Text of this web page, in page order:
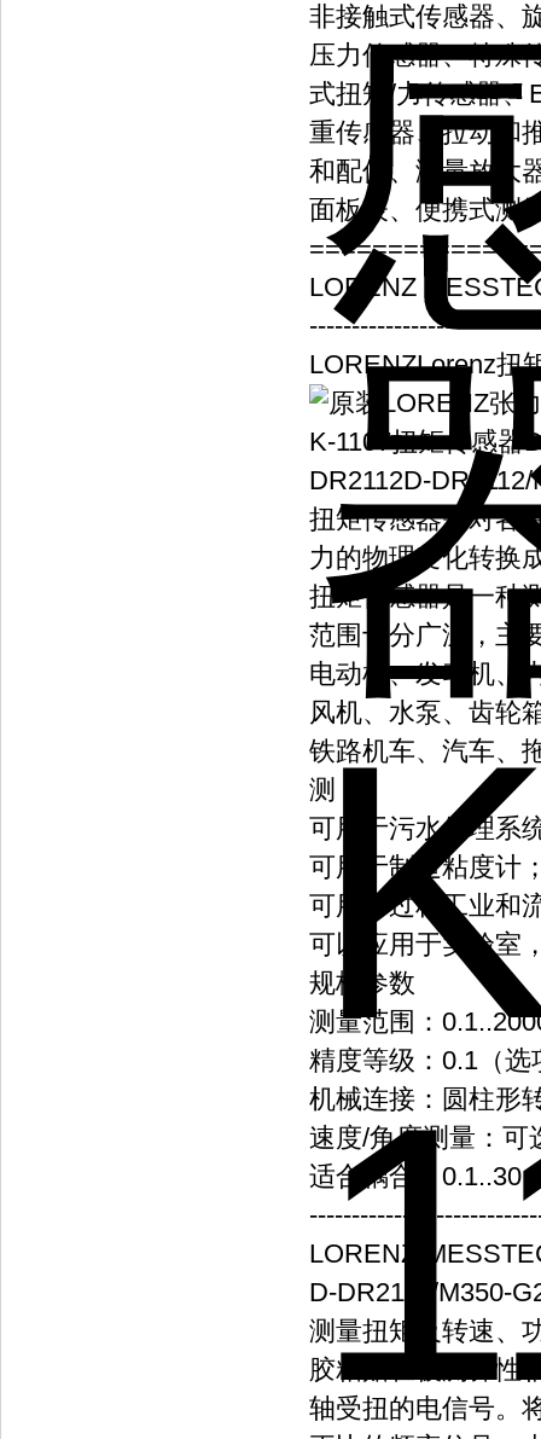
非接触式传感器、
压力传感器、特殊
式扭矩/力传感器、
重传感器、拉动和
和配件、测量放大
面板表、便携式测
LORENZ
-------------------------
LORENZLorenz扭
DR2112D-
扭矩传感器是对各
力的物理变化转换
扭矩传感器是一种
范围十分广泛，主
电动机、发动机、
风机、水泵、齿轮
铁路机车、汽车、
测；
可用于污水处理系
可用于制造粘度计
可用于过程工业和
可以应用于实验室
规格参数
测量范围：
精度等级：0.1（选
机械连接：圆柱形
速度/角度测量：可
适合耦合：
LORENZ-
D-DR2112/M350-
测量扭矩及转速、
胶粘贴在被测弹性
轴受扭的电信号。